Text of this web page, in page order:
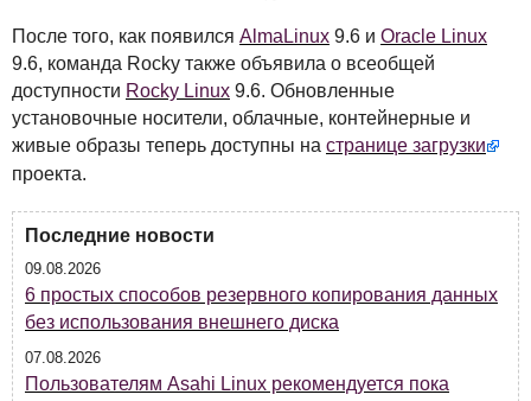
После того, как появился AlmaLinux 9.6 и Oracle Linux
9.6, команда Rocky также объявила о всеобщей
доступности Rocky Linux 9.6. Обновленные
установочные носители, облачные, контейнерные и
живые образы теперь доступны на странице загрузки
проекта.
Последние новости
09.08.2026
6 простых способов резервного копирования данных
без использования внешнего диска
07.08.2026
Пользователям Asahi Linux рекомендуется пока